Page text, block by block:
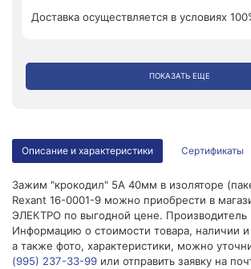
Доставка осуществляется в условиях
ПОКАЗАТЬ ЕЩЕ
Описание и характеристики Сертификаты
Зажим "крокодил" 5А 40мм в изоляторе
Rexant 16-0001-9 можно приобрести в
ЭЛЕКТРО по выгодной цене. Производитель
Информацию о стоимости товара, наличии и
а также фото, характеристики, можно
(995) 237-33-99 или отправить заявку на